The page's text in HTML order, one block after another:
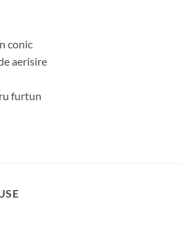
conic
aerisire
furtun